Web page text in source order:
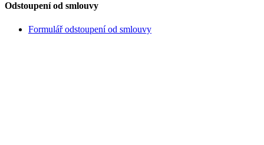
Odstoupení od smlouvy
Formulář odstoupení od smlouvy